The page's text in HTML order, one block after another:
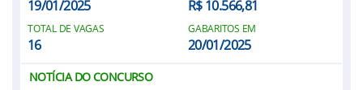
19/01/2025 R$ 10.566,81
TOTAL DE VAGAS
16
GABARITOS EM
20/01/2025
NOTÍCIA DO CONCURSO